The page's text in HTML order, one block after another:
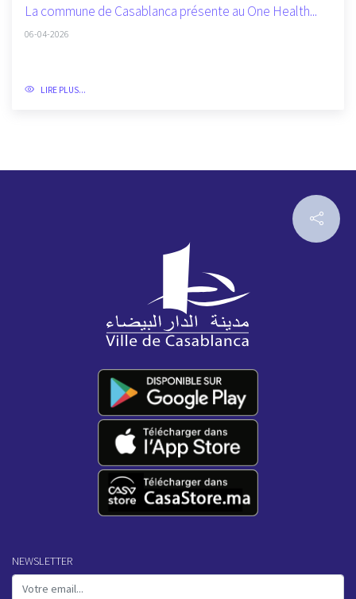
La commune de Casablanca présente au One Health...
06-04-2026
LIRE PLUS...
NEWSLETTER